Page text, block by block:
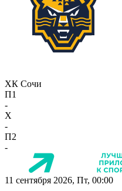
ХК Сочи
П1
-
X
-
П2
-
11 сентября 2026, Пт, 00:00